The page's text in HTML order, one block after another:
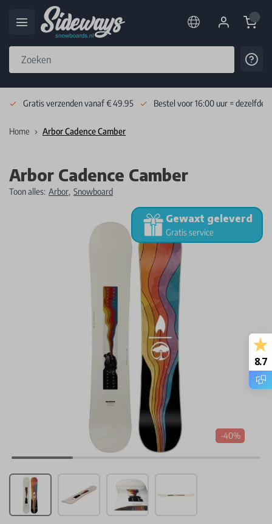
Cart
Gratis verzenden vanaf € 49.95 Bestel voor 16:00 uur = dezelfde
Home Arbor Cadence Camber
Arbor Cadence Camber
Toon alles: Arbor, Snowboard
Gewaxt geleverd
Gratis service
-40%
8.7